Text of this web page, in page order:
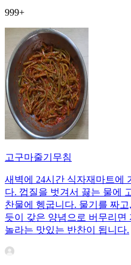
999+
고구마줄기무침
새벽에 24시간 식자재마트에
다. 껍질을 벗겨서 끓는 물에
찬물에 헹굽니다. 물기를 짜
듯이 갖은 양념으로 버무리면
놀라는 맛있는 반찬이 됩니다.